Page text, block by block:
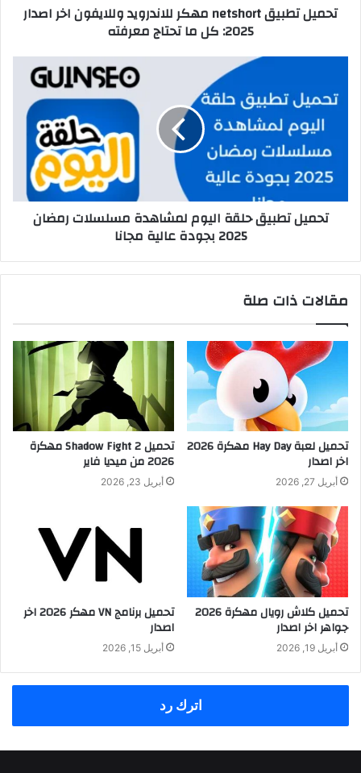
تحميل تطبيق netshort مهكر للاندرويد وللايفون اخر اصدار
2025: كل ما تحتاج معرفته
تحميل تطبيق حلقة اليوم لمشاهدة مسلسلات رمضان
2025 بجودة عالية مجانا
مقالات ذات صلة
تحميل لعبة Hay Day مهكرة 2026
اخر اصدار
أبريل 27, 2026
تحميل Shadow Fight 2 مهكرة
2026 من ميديا فاير
أبريل 23, 2026
تحميل كلاش رويال مهكرة 2026
جواهر اخر اصدار
أبريل 19, 2026
تحميل برنامج VN مهكر 2026 اخر
اصدار
أبريل 15, 2026
اترك رد